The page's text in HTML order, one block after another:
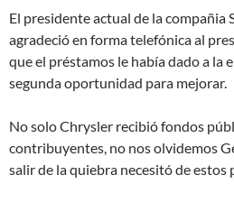
El presidente actual de la compañia
agradeció en forma telefónica al
que el préstamos le había dado a la
segunda oportunidad para mejorar.
No solo Chrysler recibió fondos
contribuyentes, no nos olvidemos
salir de la quiebra necesitó de estos